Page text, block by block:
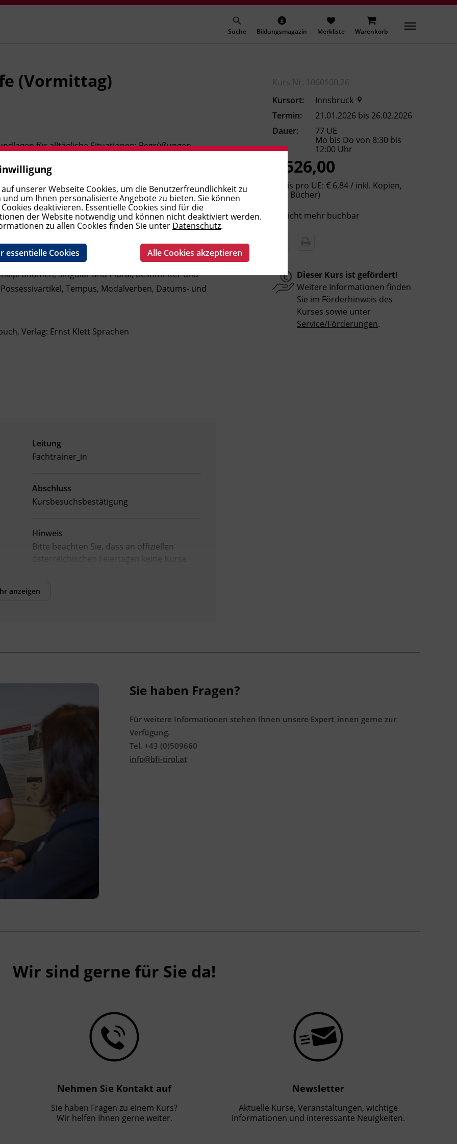
Suche Bildungsmagazin Merkliste Warenkorb
(Vormittag)
für alltägliche Situationen: Begrüßungen,
über Hobbys, Arbeit und Familie. Sie lernen,
sich im Einkaufsgespräch sicher zu verständigen. Ein
der praktischen Anwendung der Sprache.
Länder, Verkehrsmittel, Monate und Jahreszeiten,
Alltag und Familie, Freund_innen und Freizeit,
Singular und Plural, bestimmter und
Tempus, Modalverben, Datums- und
Verlag: Ernst Klett Sprachen
Leitung
Fachtrainer_in
Abschluss
Kursbesuchsbestätigung
Hinweis
Bitte beachten Sie, dass an offiziellen
österreichischen Feiertagen keine Kurse
Ersatzterminen bzw. Ersatzfreitagen
BFI Tirol Schulungszentrum
Förderhinweis
Das Land Tirol fördert bis zu maximal 30 %
der Kurskosten. Nähere Informationen
finden Sie unter
www.mein-update.at
anzeigen
Kurs Nr. 1060100.26
Kursort:
Innsbruck
Termin:
21.01.2026 bis 26.02.2026
Dauer:
77 UE
Mo bis Do von 8:30 bis
12:00 Uhr
€ 526,00
(Preis pro UE: € 6,84 / inkl. Kopien,
exkl. Bücher)
Nicht mehr buchbar
Dieser Kurs ist gefördert!
Weitere Informationen finden
Sie im Förderhinweis des
Kurses sowie unter
Service/Förderungen.
Sie haben Fragen?
Für weitere Informationen stehen Ihnen unsere Expert_innen gerne zur
Verfügung.
Tel. +43 (0)509660
info@bfi-tirol.at
Wir sind gerne für Sie da!
Nehmen Sie Kontakt auf
Sie haben Fragen zu einem Kurs?
Wir helfen Ihnen gerne weiter.
Newsletter
Aktuelle Kurse, Veranstaltungen, wichtige
Informationen und interessante Neuigkeiten.
unserer Webseite Cookies, um die Benutzerfreundlichkeit zu
und um Ihnen personalisierte Angebote zu bieten. Sie können
deaktivieren. Essentielle Cookies sind für die
der Website notwendig und können nicht deaktiviert werden.
zu allen Cookies finden Sie unter Datenschutz.
essentielle Cookies Alle Cookies akzeptieren